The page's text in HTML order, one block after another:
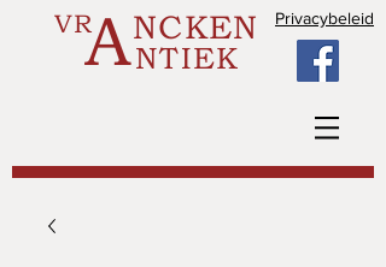
VRANTIEK
Privacybeleid
NCKEN